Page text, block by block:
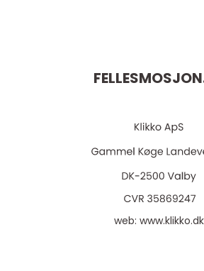
web: www.klikko.dk